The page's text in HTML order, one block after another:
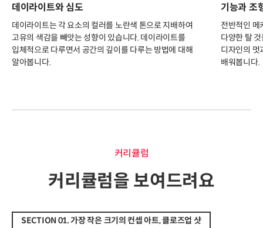
데이라이트와 심도
데이라이트는 각 요소의 컬러를 노란색 톤으로 지배하여
고유의 색감을 빼앗는 성향이 있습니다. 데이라이트를
입체적으로 다루면서 공간의 깊이를 다루는 방법에 대해
알아봅니다.
기능과 조형
전반적인 메
다양한 탈
디자인의 멋
배워봅니다.
커리큘럼
커리큘럼을 보여드려요
SECTION 01. 가장 작은 크기의 컨셉 아트, 클로즈업 샷